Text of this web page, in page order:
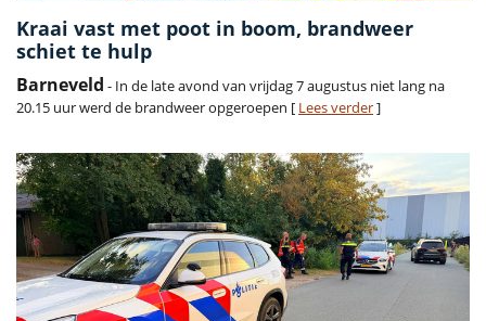
Kraai vast met poot in boom, brandweer
schiet te hulp
Barneveld - In de late avond van vrijdag 7 augustus niet lang na
20.15 uur werd de brandweer opgeroepen [ Lees verder]